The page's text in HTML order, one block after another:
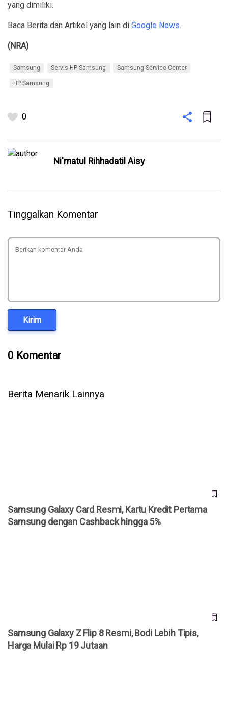
yang dimiliki.
Baca Berita dan Artikel yang lain di Google News.
(NRA)
Samsung Servis HP Samsung Samsung Service Center
HP Samsung
0
Ni'matul Rihhadatil Aisy
Tinggalkan Komentar
Kirim
0 Komentar
Berita Menarik Lainnya
Samsung Galaxy Card Resmi, Kartu Kredit Pertama
Samsung dengan Cashback hingga 5%
Samsung Galaxy Z Flip 8 Resmi, Bodi Lebih Tipis,
Harga Mulai Rp 19 Jutaan